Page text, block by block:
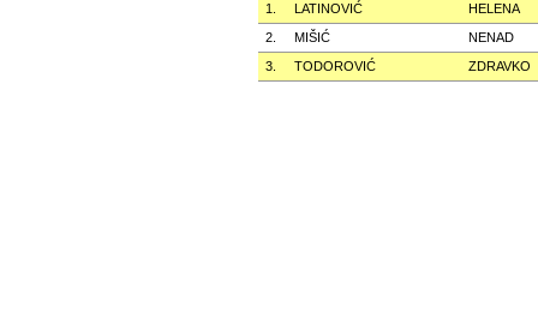
1. LATINOVIĆ
HELENA
2.
MIŠIĆ
NENAD
3.
TODOROVIĆ ZDRAVKO